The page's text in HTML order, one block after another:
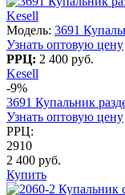
Kesell
Модель: 3691
Узнать оптовую цену
РРЦ: 2 400 руб.
Kesell
-9%
3691 Купальник
Узнать оптовую цену
РРЦ:
2910
2 400 руб.
Купить